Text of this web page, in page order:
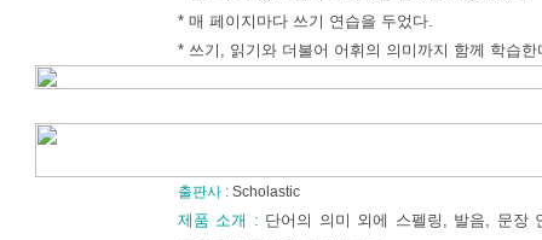
* 매 페이지마다 쓰기 연습을 두었다.
* 쓰기, 읽기와 더불어 어휘의 의미까지 함께 학습한
출판사 : Scholastic
제품 소개 : 단어의 의미 외에 스펠링, 발음, 문장